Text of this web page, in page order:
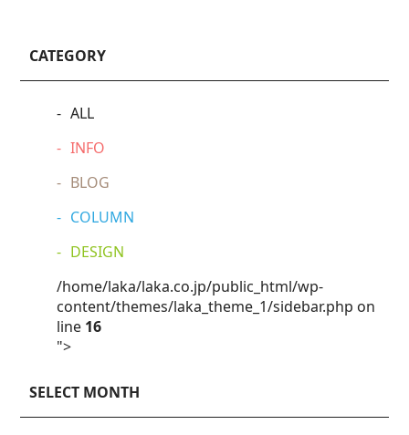
CATEGORY
ALL
INFO
BLOG
COLUMN
DESIGN
/home/laka/laka.co.jp/public_html/wp-
content/themes/laka_theme_1/sidebar.php on
line 16
">
SELECT MONTH